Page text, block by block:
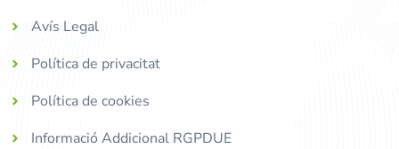
Avís Legal
Política de privacitat
Política de cookies
Informació Addicional RGPDUE